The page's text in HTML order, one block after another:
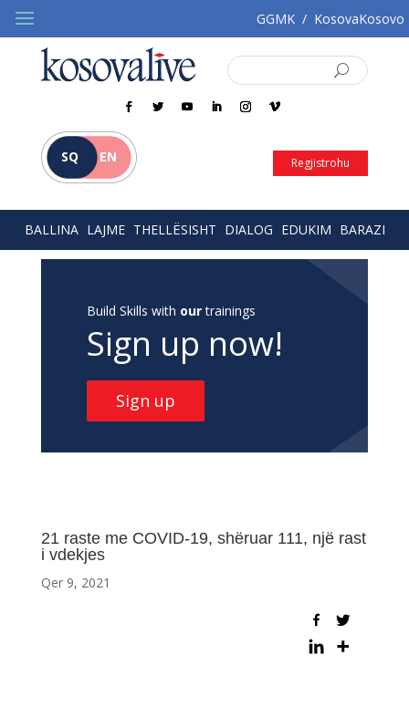
GGMK / KosovaKosovo
SQ EN Regjistrohu
BALLINA LAJME THELLËSISHT DIALOG EDUKIM BARAZI
Build Skills with ourtrainings
Sign up now!
Sign up
21 raste me COVID-19, shëruar 111, një rast
i vdekjes
Qer 9, 2021